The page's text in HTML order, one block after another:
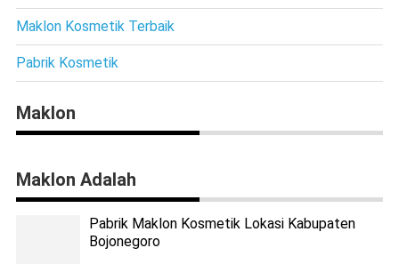
Maklon Kosmetik Terbaik
Pabrik Kosmetik
Maklon
Maklon Adalah
Pabrik Maklon Kosmetik Lokasi Kabupaten
Bojonegoro